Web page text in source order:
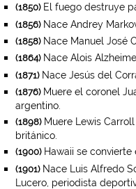
(1850)El fuego destruye
(1856)Nace Andrey
(1858)Nace Manuel José
(1864)Nace Alois
(1871)Nace Jesús del
(1876)Muere el coronel
argentino.
(1898)Muere Lewis
británico.
(1900)Hawaii se convierte
(1901)Nace Luis Alfredo
Lucero, periodista